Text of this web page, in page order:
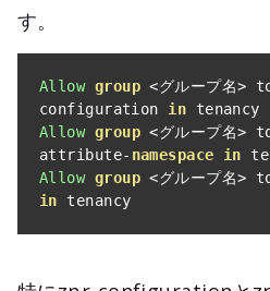
す。
Allow group <グループ名>
configuration in
Allow group <グループ名>
attribute- namespace in
Allow group <グループ名>
in tenancy